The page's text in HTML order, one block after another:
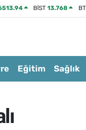
BİST13.768
Eğitim Sağlık